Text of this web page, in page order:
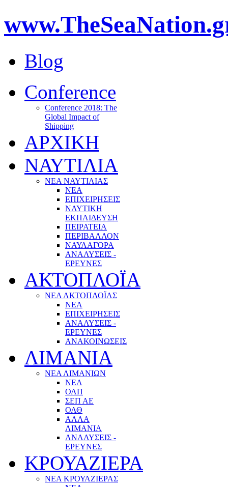
Blog
Conference
Conference 2018: The
Global Impact of
Shipping
ΑΡΧΙΚΗ
ΝΑΥΤΙΛΙΑ
ΝΕΑ ΝΑΥΤΙΛΙΑΣ
ΝΕΑ
ΕΠΙΧΕΙΡΗΣΕΙΣ
ΝΑΥΤΙΚΗ
ΕΚΠΑΙΔΕΥΣΗ
ΠΕΙΡΑΤΕΙΑ
ΠΕΡΙΒΑΛΛΟΝ
ΝΑΥΛΑΓΟΡΑ
ΑΝΑΛΥΣΕΙΣ -
ΕΡΕΥΝΕΣ
ΑΚΤΟΠΛΟΪΑ
ΝΕΑ ΑΚΤΟΠΛΟΪΑΣ
ΝΕΑ
ΕΠΙΧΕΙΡΗΣΕΙΣ
ΑΝΑΛΥΣΕΙΣ -
ΕΡΕΥΝΕΣ
ΑΝΑΚΟΙΝΩΣΕΙΣ
ΛΙΜΑΝΙΑ
ΝΕΑ ΛΙΜΑΝΙΩΝ
ΝΕΑ
ΟΛΠ
ΣΕΠ ΑΕ
ΟΛΘ
ΑΛΛΑ
ΛΙΜΑΝΙΑ
ΑΝΑΛΥΣΕΙΣ -
ΕΡΕΥΝΕΣ
ΚΡΟΥΑΖΙΕΡΑ
ΝΕΑ ΚΡΟΥΑΖΙΕΡΑΣ